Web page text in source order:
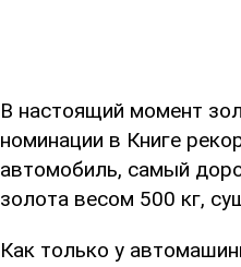
В настоящий момент
номинации в Книге
автомобиль, самый
золота весом 500 кг,
Как только у